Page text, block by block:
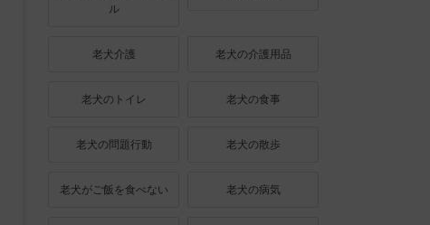
ル
老犬介護 老犬の介護用品
老犬のトイレ 老犬の食事
老犬の問題行動 老犬の散歩
老犬がご飯を食べない 老犬の病気